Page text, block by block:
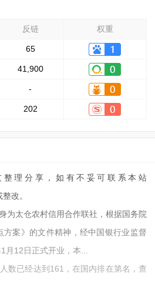
反链 权重
65
41,900
-
202
分享，如有不妥可联系本站
改。
太仓农村信用合作联社，根据国务院
方案》的文件精神，经中国银行业监督
12日正式开业，本...
已经达到161，在国内排在第名，查